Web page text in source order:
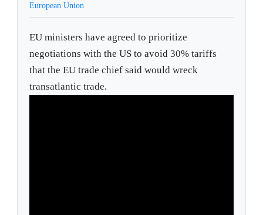
European Union
EU ministers have agreed to prioritize
negotiations with the US to avoid 30% tariffs
that the EU trade chief said would wreck
transatlantic trade.